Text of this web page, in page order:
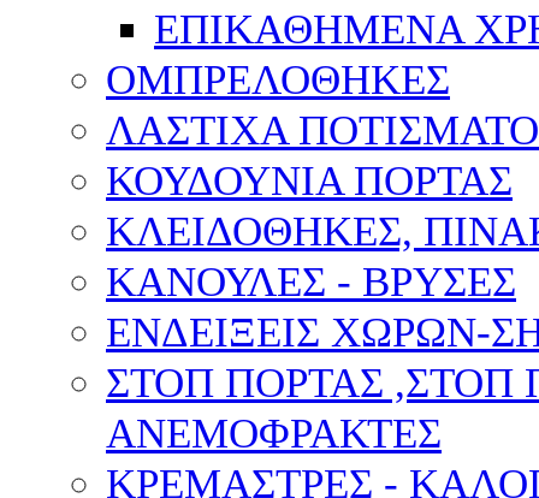
ΕΠΙΚΑΘΗΜΕΝΑ
ΟΜΠΡΕΛΟΘΗΚΕΣ
ΛΑΣΤΙΧΑ
ΚΟΥΔΟΥΝΙΑ ΠΟΡΤΑΣ
ΚΛΕΙΔΟΘΗΚΕΣ,
ΚΑΝΟΥΛΕΣ - ΒΡΥΣΕΣ
ΕΝΔΕΙΞΕΙΣ ΧΩΡΩΝ-
ΣΤΟΠ ΠΟΡΤΑΣ ,ΣΤΟΠ
ΑΝΕΜΟΦΡΑΚΤΕΣ
ΚΡΕΜΑΣΤΡΕΣ -